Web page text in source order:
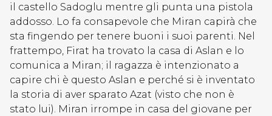
il castello Sadoglu mentre gli punta una pistola
addosso. Lo fa consapevole che Miran capirà che
sta fingendo per tenere buoni i suoi parenti. Nel
frattempo, Firat ha trovato la casa di Aslan e lo
comunica a Miran; il ragazza è intenzionato a
capire chi è questo Aslan e perché si è inventato
la storia di aver sparato Azat (visto che non è
stato lui). Miran irrompe in casa del giovane per